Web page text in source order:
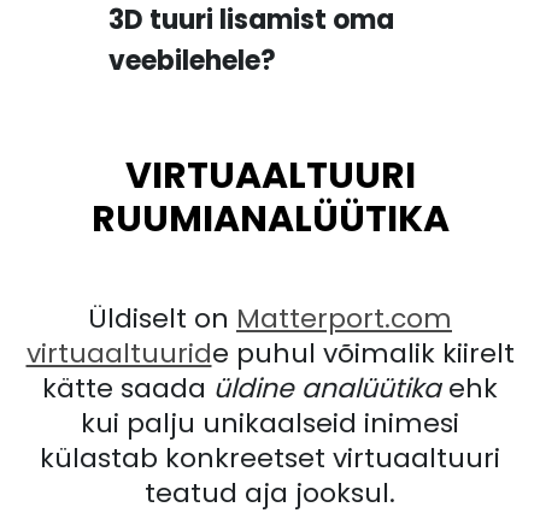
3D tuuri lisamist oma
veebilehele?
VIRTUAALTUURI
RUUMIANALÜÜTIKA
Üldiselt on Matterport.com
virtuaaltuuride puhul võimalik kiirelt
kätte saada üldine analüütikaehk
kui palju unikaalseid inimesi
külastab konkreetset virtuaaltuuri
teatud aja jooksul.